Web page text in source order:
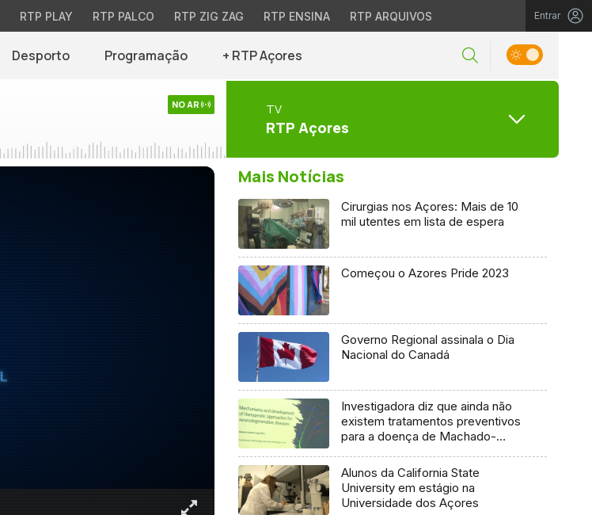
RTP PLAY RTP PALCO RTP ZIG ZAG RTP ENSINA RTP ARQUIVOS Entrar
Desporto Programação + RTP Açores
NO AR TV
RTP Açores
Mais Notícias
Cirurgias nos Açores: Mais de 10
mil utentes em lista de espera
Começou o Azores Pride 2023
Governo Regional assinala o Dia
Nacional do Canadá
Investigadora diz que ainda não
existem tratamentos preventivos
para a doença de Machado-
Alunos da California State
University em estágio na
Universidade dos Açores